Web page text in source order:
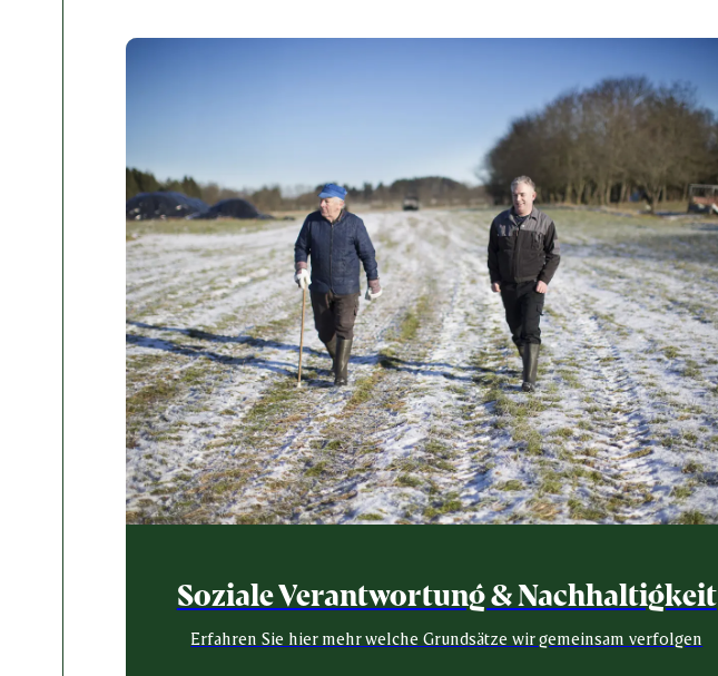
Soziale Verantwortung & Nachhaltigkeit
Erfahren Sie hier mehr welche Grundsätze wir gemeinsam verfolgen